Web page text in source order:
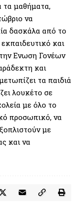
τα μαθήματα,
να
δασκάλα από το
και
Ενωση Γονέων
και
τα παιδιά
λουκέτο σε
με όλο το
προσωπικό, να
με
και να